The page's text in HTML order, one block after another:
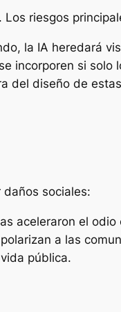
riesgos
la IA heredará
incorporen si solo
del diseño de
sociales:
aceleraron el odio
a las
pública.